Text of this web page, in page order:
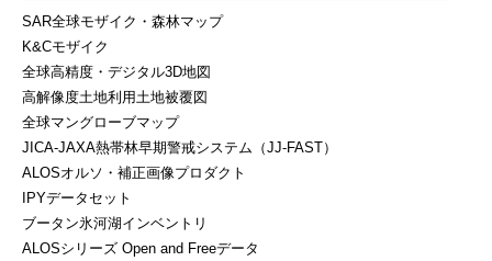
SAR全球モザイク・森林マップ
K&Cモザイク
全球高精度・デジタル3D地図
高解像度土地利用土地被覆図
全球マングローブマップ
JICA-JAXA熱帯林早期警戒システム（JJ-FAST）
ALOSオルソ・補正画像プロダクト
IPYデータセット
ブータン氷河湖インベントリ
ALOSシリーズ Open and Freeデータ